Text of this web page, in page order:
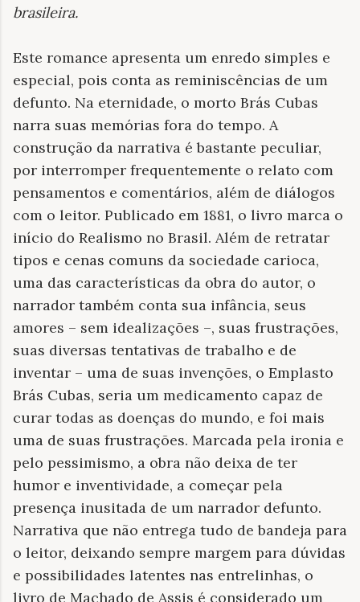
brasileira.
Este romance apresenta um enredo simples e
especial, pois conta as reminiscências de um
defunto. Na eternidade, o morto Brás Cubas
narra suas memórias fora do tempo. A
construção da narrativa é bastante peculiar,
por interromper frequentemente o relato com
pensamentos e comentários, além de diálogos
com o leitor. Publicado em 1881, o livro marca o
início do Realismo no Brasil. Além de retratar
tipos e cenas comuns da sociedade carioca,
uma das características da obra do autor, o
narrador também conta sua infância, seus
amores – sem idealizações –, suas frustrações,
suas diversas tentativas de trabalho e de
inventar – uma de suas invenções, o Emplasto
Brás Cubas, seria um medicamento capaz de
curar todas as doenças do mundo, e foi mais
uma de suas frustrações. Marcada pela ironia e
pelo pessimismo, a obra não deixa de ter
humor e inventividade, a começar pela
presença inusitada de um narrador defunto.
Narrativa que não entrega tudo de bandeja para
o leitor, deixando sempre margem para dúvidas
e possibilidades latentes nas entrelinhas, o
livro de Machado de Assis é considerado um